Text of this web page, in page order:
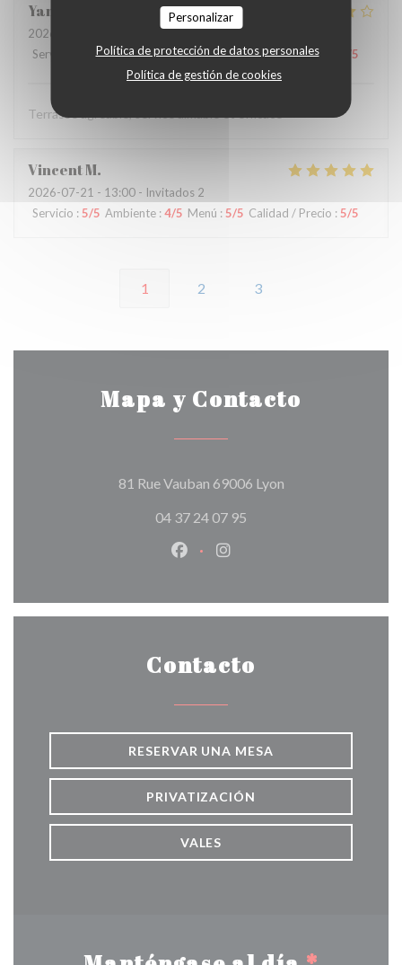
Personalizar
Política de protección de datos personales
Política de gestión de cookies
Yannick
2026-07-19
- 12:15 - Invitados 2
Servicio
/5 Ambiente:4/5 Menú:4/5 Calidad / Precio /5
Terrasse agréable, service aimable et efficace
VincentM
2026-07-21 - 13:00 - Invitados 2
Servicio : 5/5 Ambiente : 4/5 Menú : 5/5 Calidad / Precio :5/5
1 2 3
Mapa y Contacto
81 Rue Vauban 69006 Lyon((abre en una
04 37 24 07 95
Facebook ((abre en una nueva
Instagram ((abre en una
Contacto
RESERVAR UNA MESA
PRIVATIZACIÓN
VALES